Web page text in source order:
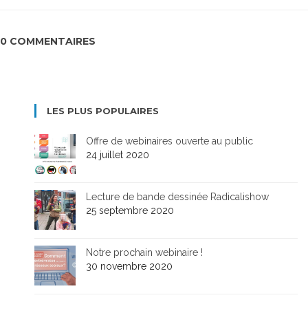
0 COMMENTAIRES
LES PLUS POPULAIRES
Offre de webinaires ouverte au public
24 juillet 2020
Lecture de bande dessinée Radicalishow
25 septembre 2020
Notre prochain webinaire !
30 novembre 2020